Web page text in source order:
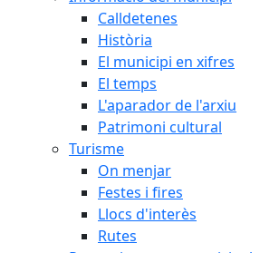
Calldetenes
Història
El municipi en xifres
El temps
L'aparador de l'arxiu
Patrimoni cultural
Turisme
On menjar
Festes i fires
Llocs d'interès
Rutes